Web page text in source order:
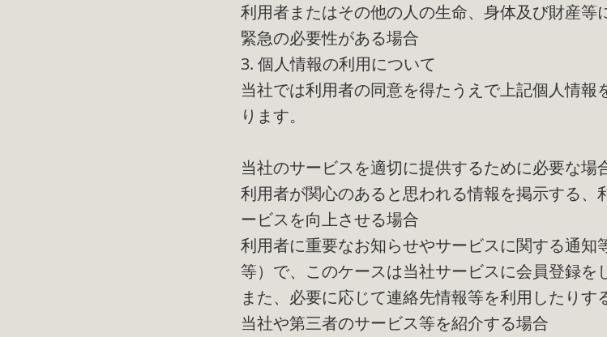
利用者またはその他の人の生命、身体及び財産等
緊急の必要性がある場合
3. 個人情報の利用について
当社では利用者の同意を得たうえで上記個人情
ります。
当社のサービスを適切に提供するために必要な場
利用者が関心のあると思われる情報を掲示する、
ービスを向上させる場合
利用者に重要なお知らせやサービスに関する通知
等）で、このケースは当社サービスに会員登録を
また、必要に応じて連絡先情報等を利用したりす
当社や第三者のサービス等を紹介する場合